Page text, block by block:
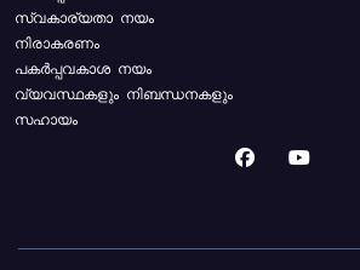
സ്വകാര്യതാ നയം
നിരാകരണം
പകർപ്പവകാശ നയം
വ്യവസ്ഥകളും നിബന്ധനകളും
സഹായം